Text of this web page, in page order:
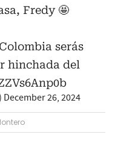
Fredy 🤩
serás
hinchada del
December 26, 2024